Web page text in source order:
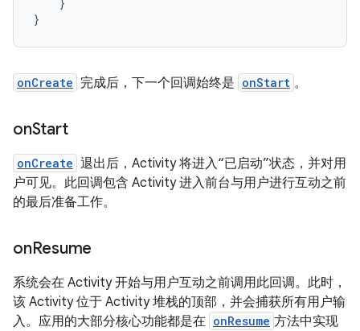
}
onCreate 完成后，下一个回调始终是 onStart 。
onStart
onCreate 退出后，Activity 将进入“已启动”状态，并对用
户可见。此回调包含 Activity 进入前台与用户进行互动之前
的最后准备工作。
onResume
系统会在 Activity 开始与用户互动之前调用此回调。此时，
该 Activity 位于 Activity 堆栈的顶部，并会捕获所有用户输
入。应用的大部分核心功能都是在 onResume 方法中实现